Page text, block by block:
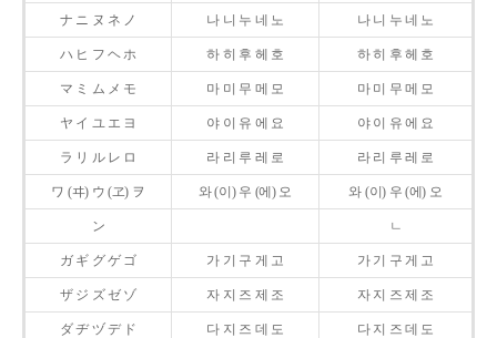
ナ ニ ヌ ネ ノ 나 니 누 네 노 나 니 누 네 노
ハ ヒ フ ヘ ホ 하 히 후 헤 호 하 히 후 헤 호
マ ミ ム メ モ 마 미 무 메 모 마 미 무 메 모
ヤ イ ユ エ ヨ 야 이 유 에 요 야 이 유 에 요
ラ リ ル レ ロ 라 리 루 레 로 라 리 루 레 로
ワ (ヰ) ウ (ヱ) ヲ 와 (이) 우 (에) 오 와 (이) 우 (에) 오
ン ㄴ
ガ ギ グ ゲ ゴ 가 기 구 게 고 가 기 구 게 고
ザ ジ ズ ゼ ゾ 자 지 즈 제 조 자 지 즈 제 조
ダ ヂ ヅ デ ド 다 지 즈 데 도 다 지 즈 데 도